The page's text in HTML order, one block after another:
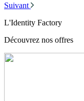
Suivant
L'Identity Factory
Découvrez nos offres